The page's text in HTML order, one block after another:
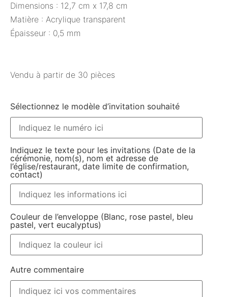
Dimensions : 12,7 cm x 17,8 cm
Matière : Acrylique transparent
Épaisseur : 0,5 mm
Vendu à partir de 30 pièces
Sélectionnez le modèle d’invitation souhaité
Indiquez le texte pour les invitations (Date de la
cérémonie, nom(s), nom et adresse de
l’église/restaurant, date limite de confirmation,
contact)
Couleur de l’enveloppe (Blanc, rose pastel, bleu
pastel, vert eucalyptus)
Autre commentaire